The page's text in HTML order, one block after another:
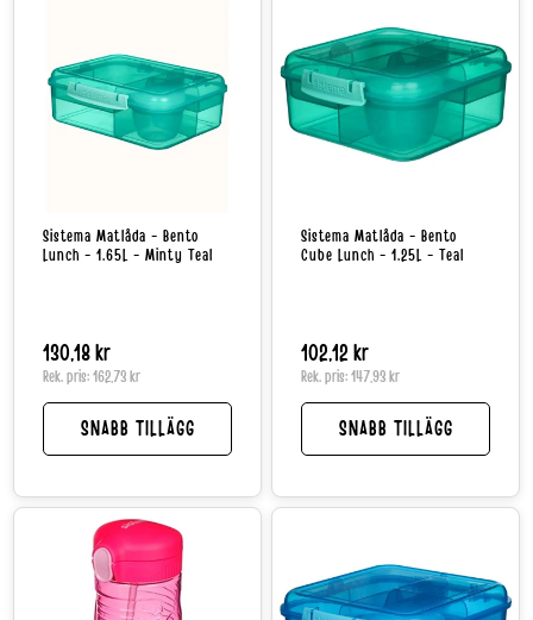
Sistema Matlåda - Bento
Lunch - 1.65L - Minty Teal
Normalpris
130,18 kr
Rek. pris: 162,73 kr
SNABB TILLÄGG
Sistema Matlåda - Bento
Cube Lunch - 1.25L - Teal
Normalpris
102,12 kr
Rek. pris: 147,93 kr
SNABB TILLÄGG